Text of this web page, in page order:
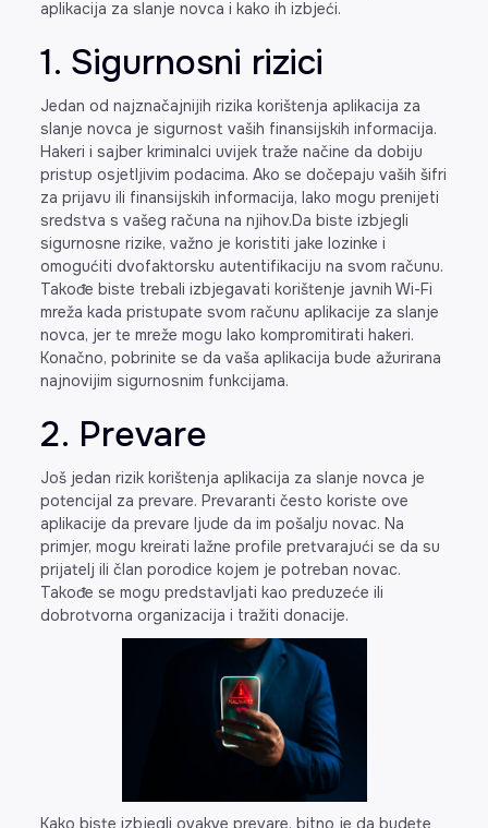
aplikacija za slanje novca i kako ih izbjeći.
1. Sigurnosni rizici
Jedan od najznačajnijih rizika korištenja aplikacija za
slanje novca je sigurnost vaših finansijskih informacija.
Hakeri i sajber kriminalci uvijek traže načine da dobiju
pristup osjetljivim podacima. Ako se dočepaju vaših šifri
za prijavu ili finansijskih informacija, lako mogu prenijeti
sredstva s vašeg računa na njihov.Da biste izbjegli
sigurnosne rizike, važno je koristiti jake lozinke i
omogućiti dvofaktorsku autentifikaciju na svom računu.
Takođe biste trebali izbjegavati korištenje javnih Wi-Fi
mreža kada pristupate svom računu aplikacije za slanje
novca, jer te mreže mogu lako kompromitirati hakeri.
Konačno, pobrinite se da vaša aplikacija bude ažurirana
najnovijim sigurnosnim funkcijama.
2. Prevare
Još jedan rizik korištenja aplikacija za slanje novca je
potencijal za prevare. Prevaranti često koriste ove
aplikacije da prevare ljude da im pošalju novac. Na
primjer, mogu kreirati lažne profile pretvarajući se da su
prijatelj ili član porodice kojem je potreban novac.
Takođe se mogu predstavljati kao preduzeće ili
dobrotvorna organizacija i tražiti donacije.
Kako biste izbjegli ovakve prevare, bitno je da budete